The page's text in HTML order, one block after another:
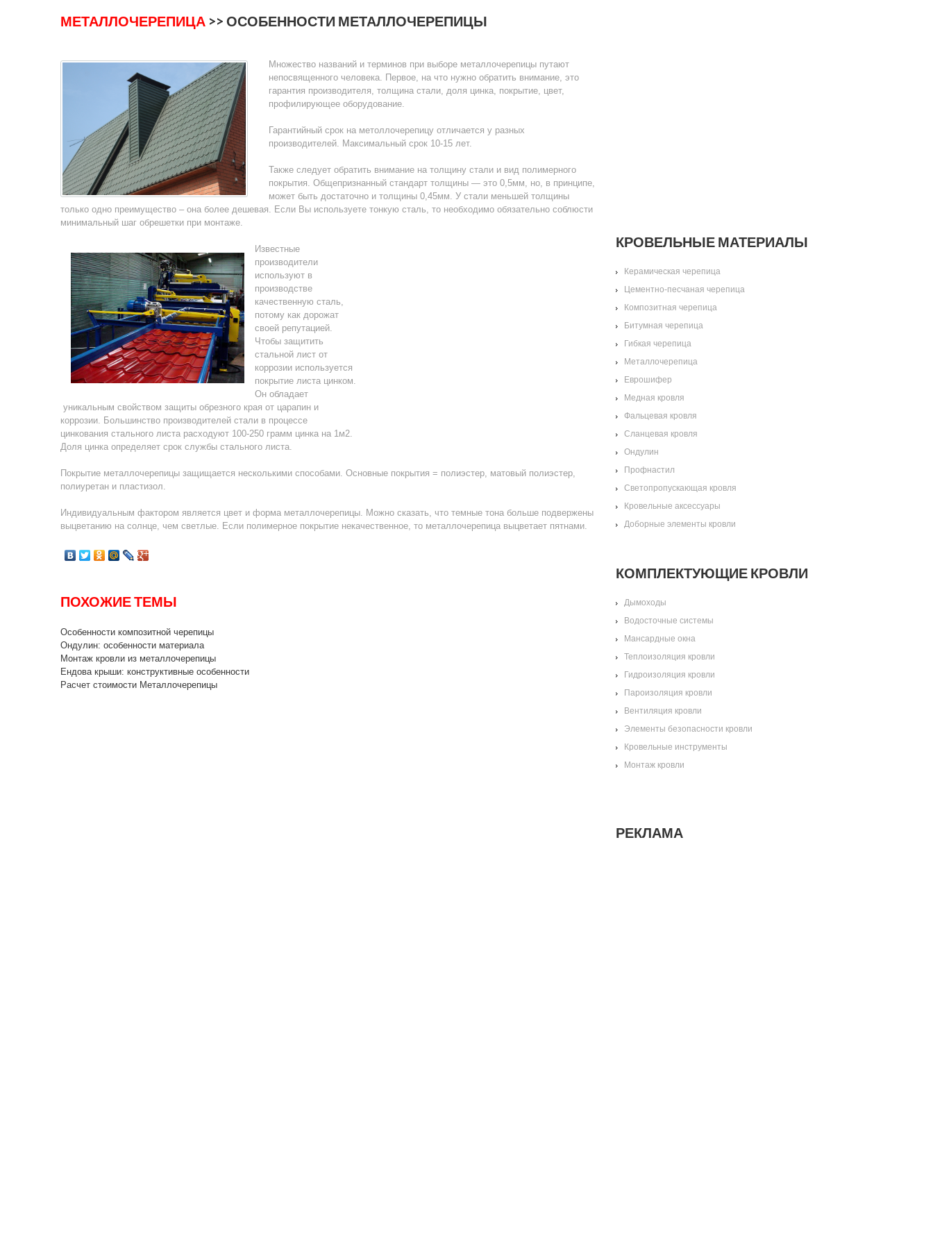
МЕТАЛЛОЧЕРЕПИЦА >> ОСОБЕННОСТИ МЕТАЛЛОЧЕРЕПИЦЫ
Множество названий и терминов при выборе металлочерепицы путают
непосвященного человека. Первое, на что нужно обратить внимание, это
гарантия производителя, толщина стали, доля цинка, покрытие, цвет,
профилирующее оборудование.
Гарантийный срок на метоллочерепицу отличается у разных
производителей. Максимальный срок 10-15 лет.
Также следует обратить внимание на толщину стали и вид полимерного
покрытия. Общепризнанный стандарт толщины — это 0,5мм, но, в принципе,
может быть достаточно и толщины 0,45мм. У стали меньшей толщины
только одно преимущество – она более дешевая. Если Вы используете тонкую сталь, то необходимо обязательно соблюсти
минимальный шаг обрешетки при монтаже.
Известные
производители
используют в
производстве
качественную сталь,
потому как дорожат
своей репутацией.
Чтобы защитить
стальной лист от
коррозии используется
покрытие листа цинком.
Он обладает
уникальным свойством защиты обрезного края от царапин и
коррозии. Большинство производителей стали в процессе
цинкования стального листа расходуют 100-250 грамм цинка на 1м2.
Доля цинка определяет срок службы стального листа.
Покрытие металлочерепицы защищается несколькими способами. Основные покрытия = полиэстер, матовый полиэстер,
полиуретан и пластизол.
Индивидуальным фактором является цвет и форма металлочерепицы. Можно сказать, что темные тона больше подвержены
выцветанию на солнце, чем светлые. Если полимерное покрытие некачественное, то металлочерепица выцветает пятнами.
ПОХОЖИЕ ТЕМЫ
Особенности композитной черепицы
Ондулин: особенности материала
Монтаж кровли из металлочерепицы
Ендова крыши: конструктивные особенности
Расчет стоимости Металлочерепицы
КРОВЕЛЬНЫЕ МАТЕРИАЛЫ
Керамическая черепица
Цементно-песчаная черепица
Композитная черепица
Битумная черепица
Гибкая черепица
Металлочерепица
Еврошифер
Медная кровля
Фальцевая кровля
Сланцевая кровля
Ондулин
Профнастил
Светопропускающая кровля
Кровельные аксессуары
Доборные элементы кровли
КОМПЛЕКТУЮЩИЕ КРОВЛИ
Дымоходы
Водосточные системы
Мансардные окна
Теплоизоляция кровли
Гидроизоляция кровли
Пароизоляция кровли
Вентиляция кровли
Элементы безопасности кровли
Кровельные инструменты
Монтаж кровли
РЕКЛАМА